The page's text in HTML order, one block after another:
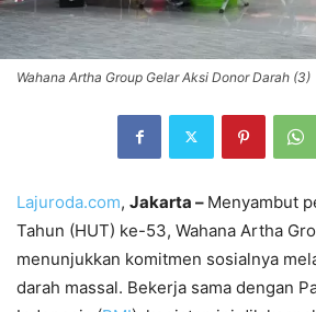
Wahana Artha Group Gelar Aksi Donor Darah (3)
Lajuroda.com, Jakarta – Menyambut
Tahun (HUT) ke-53, Wahana Artha
menunjukkan komitmen sosialnya
darah massal. Bekerja sama dengan